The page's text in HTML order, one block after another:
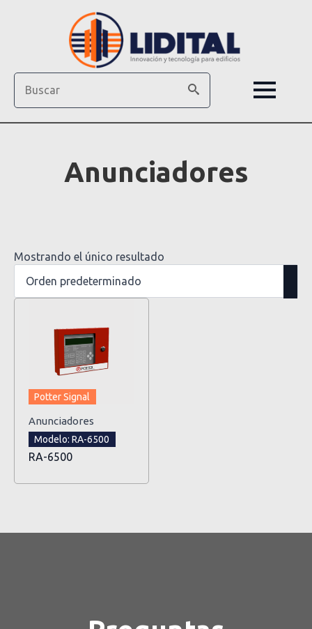
Anunciadores
Mostrando el único resultado
Potter Signal
Anunciadores
Modelo: RA-6500
RA-6500